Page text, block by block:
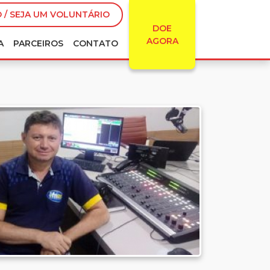
/ SEJA UM VOLUNTÁRIO
DOE
AGORA
PARCEIROS CONTATO